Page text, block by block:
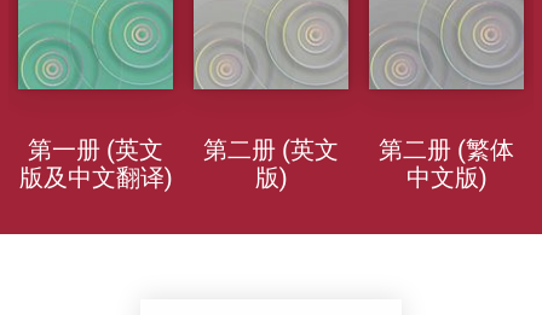
第一册 (英文
版及中文翻译)
第二册 (英文
版)
第二册 (繁体
中文版)